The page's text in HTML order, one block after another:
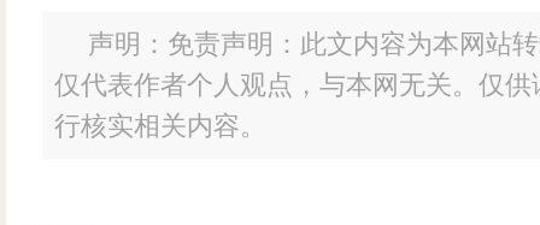
声明：免责声明：此文内容为本网站
仅代表作者个人观点，与本网无关。仅
行核实相关内容。